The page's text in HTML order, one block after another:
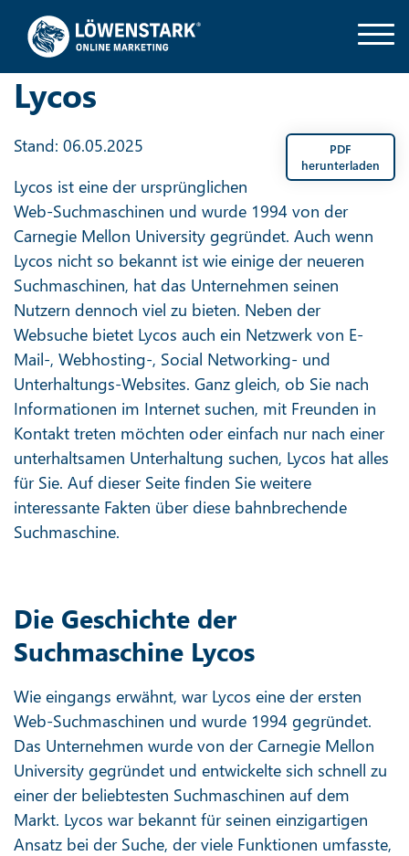
Lycos
PDF
herunterladen
Stand: 06.05.2025
Lycos ist eine der ursprünglichen
Web-Suchmaschinen und wurde 1994 von der
Carnegie Mellon University gegründet. Auch wenn
Lycos nicht so bekannt ist wie einige der neueren
Suchmaschinen, hat das Unternehmen seinen
Nutzern dennoch viel zu bieten. Neben der
Websuche bietet Lycos auch ein Netzwerk von E-
Mail-, Webhosting-, Social Networking- und
Unterhaltungs-Websites. Ganz gleich, ob Sie nach
Informationen im Internet suchen, mit Freunden in
Kontakt treten möchten oder einfach nur nach einer
unterhaltsamen Unterhaltung suchen, Lycos hat alles
für Sie. Auf dieser Seite finden Sie weitere
interessante Fakten über diese bahnbrechende
Suchmaschine.
Die Geschichte der
Suchmaschine Lycos
Wie eingangs erwähnt, war Lycos eine der ersten
Web-Suchmaschinen und wurde 1994 gegründet.
Das Unternehmen wurde von der Carnegie Mellon
University gegründet und entwickelte sich schnell zu
einer der beliebtesten Suchmaschinen auf dem
Markt. Lycos war bekannt für seinen einzigartigen
Ansatz bei der Suche, der viele Funktionen umfasste,